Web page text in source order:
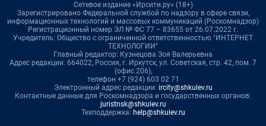
Сетевое издание «Ирсити.ру» (18+)
Зарегистрировано Федеральной службой по надзору в сфере связи,
информационных технологий и массовых коммуникаций (Роскомнадзор)
Регистрационный номер ЭЛ № ФС 77 – 83655 от 26.07.2022 г.
Учредитель: Общество с ограниченной ответственностью "ИНТЕРНЕТ
ТЕХНОЛОГИИ"
Главный редактор: Кузнецова Зоя Валерьевна
Адрес редакции: 664022, Россия, г. Иркутск, ул. Советская, стр. 42, пом. 7
(офис 206),
телефон +7 (924) 603 02 71
Электронный адрес редакции: ircity@shkulev.ru
Контактные данные для Роскомнадзора и государственных органов:
juristnsk@shkulev.ru
Техподдержка: help@shkulev.ru